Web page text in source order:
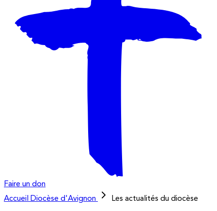
Faire un don
Accueil
Diocèse d'Avignon Les actualités du diocèse